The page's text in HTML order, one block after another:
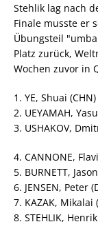
Stehlik lag nach
Finale musste er
Übungsteil
Platz zurück,
Wochen zuvor in
1. YE, Shuai
2. UEYAMAH,
3. USHAKOV,
4. CANNONE,
5. BURNETT,
6. JENSEN, Peter
7. KAZAK, Mikalai
8. STEHLIK,